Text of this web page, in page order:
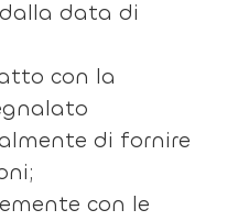
data di
con la
di fornire
con le